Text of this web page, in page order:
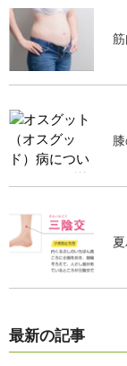
最新の記事